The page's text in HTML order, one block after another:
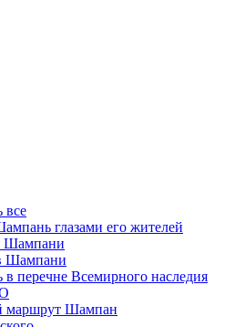
все
глазами его жителей
Шампани
Шампани
перечне Всемирного наследия
маршрут Шампан